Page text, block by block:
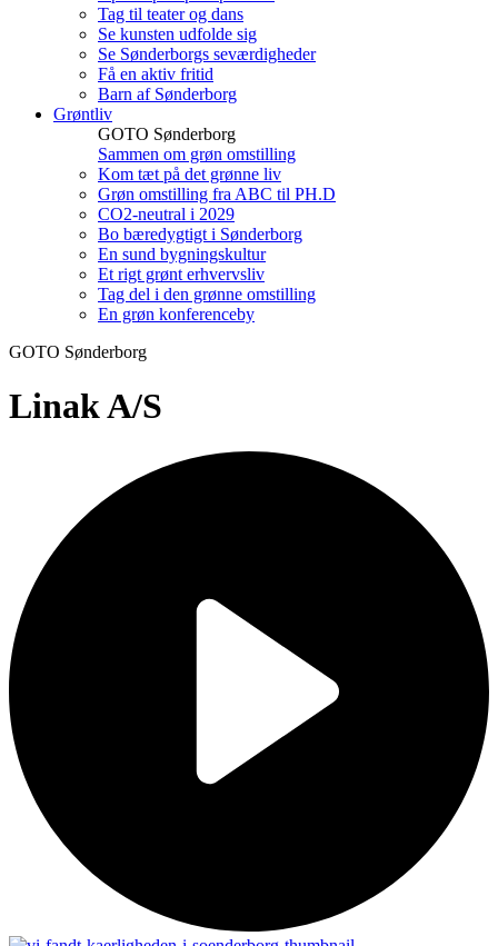
Tag til teater og dans
Se kunsten udfolde sig
Se Sønderborgs seværdigheder
Få en aktiv fritid
Barn af Sønderborg
Grøntliv
GOTO Sønderborg
Sammen om grøn omstilling
Kom tæt på det grønne liv
Grøn omstilling fra ABC til PH.D
CO2-neutral i 2029
Bo bæredygtigt i Sønderborg
En sund bygningskultur
Et rigt grønt erhvervsliv
Tag del i den grønne omstilling
En grøn konferenceby
GOTO Sønderborg
Linak A/S